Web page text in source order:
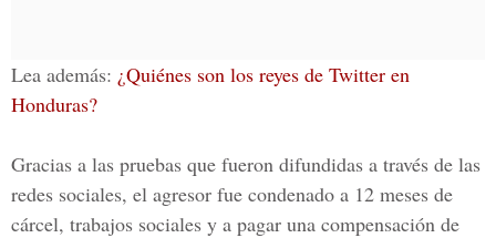
Lea además: ¿Quiénes son los reyes de Twitter en
Honduras?
Gracias a las pruebas que fueron difundidas a través de las
redes sociales, el agresor fue condenado a 12 meses de
cárcel, trabajos sociales y a pagar una compensación de